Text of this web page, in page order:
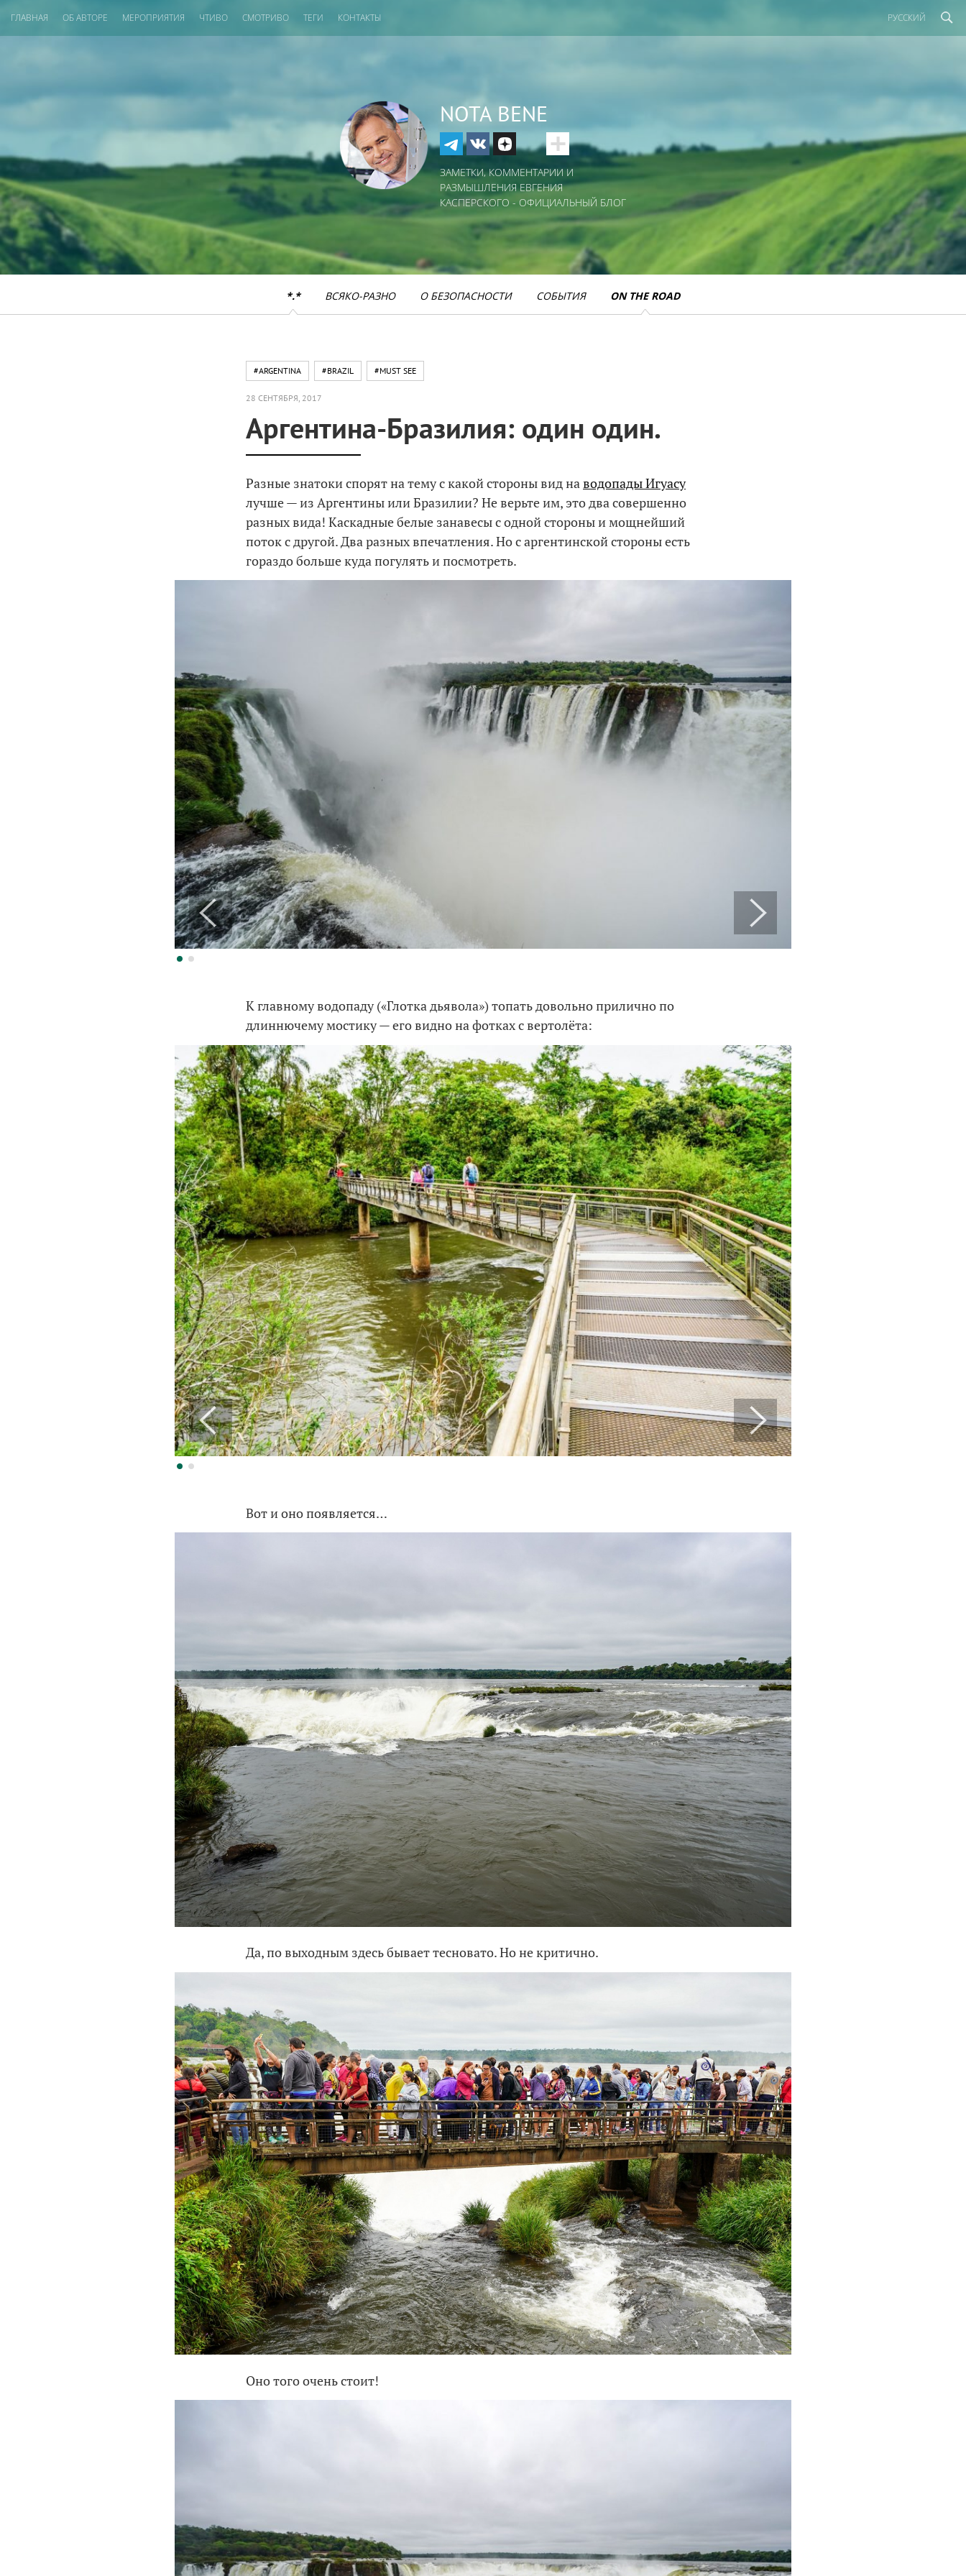
ГЛАВНАЯ ОБ АВТОРЕ МЕРОПРИЯТИЯ ЧТИВО СМОТРИВО ТЕГИ КОНТАКТЫ РУССКИЙ
NOTA BENE
ЗАМЕТКИ, КОММЕНТАРИИ И
РАЗМЫШЛЕНИЯ ЕВГЕНИЯ
КАСПЕРСКОГО - ОФИЦИАЛЬНЫЙ БЛОГ
*.* ВСЯКО-РАЗНО О БЕЗОПАСНОСТИ СОБЫТИЯ ON THE ROAD
#ARGENTINA #BRAZIL #MUST SEE
28 СЕНТЯБРЯ, 2017
Аргентина-Бразилия: один один.
Разные знатоки спорят на тему с какой стороны вид наводопады Игуасу
лучше — из Аргентины или Бразилии? Не верьте им, это два совершенно
разных вида! Каскадные белые занавесы с одной стороны и мощнейший
поток с другой. Два разных впечатления. Но с аргентинской стороны есть
гораздо больше куда погулять и посмотреть.
К главному водопаду («Глотка дьявола») топать довольно прилично по
длиннючему мостику — его видно на фотках с вертолёта:
Вот и оно появляется…
Да, по выходным здесь бывает тесновато. Но не критично.
Оно того очень стоит!